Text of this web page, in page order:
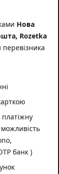
Нова
Rozetka
банк )